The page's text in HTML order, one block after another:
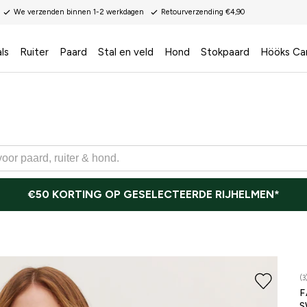
We verzenden binnen 1-2 werkdagen Retourverzending €4,90
Ruiter Paard Stal en veld Hond Stokpaard Hööks
€50 KORTING OP GESELECTEERDE RIJHELMEN*